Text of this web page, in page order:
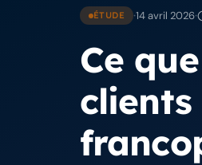
ÉTUDE ·14 avril 2026·
Ce
clients